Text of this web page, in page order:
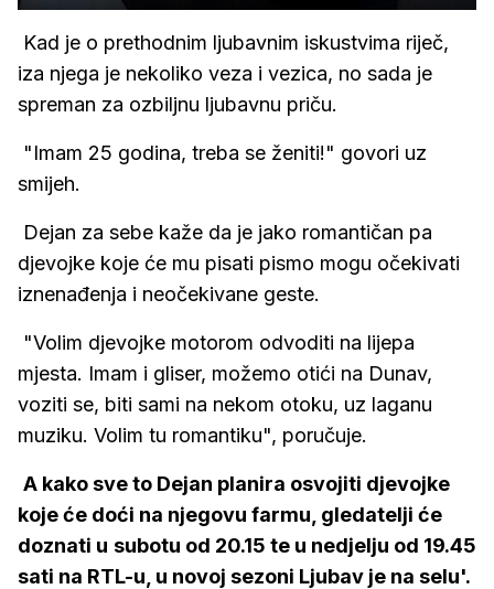
Kad je o prethodnim ljubavnim iskustvima riječ,
iza njega je nekoliko veza i vezica, no sada je
spreman za ozbiljnu ljubavnu priču.
"Imam 25 godina, treba se ženiti!" govori uz
smijeh.
Dejan za sebe kaže da je jako romantičan pa
djevojke koje će mu pisati pismo mogu očekivati
iznenađenja i neočekivane geste.
"Volim djevojke motorom odvoditi na lijepa
mjesta. Imam i gliser, možemo otići na Dunav,
voziti se, biti sami na nekom otoku, uz laganu
muziku. Volim tu romantiku", poručuje.
A kako sve to Dejan planira osvojiti djevojke
koje će doći na njegovu farmu, gledatelji će
doznati u subotu od 20.15 te u nedjelju od 19.45
sati na RTL-u, u novoj sezoni Ljubav je na selu'.